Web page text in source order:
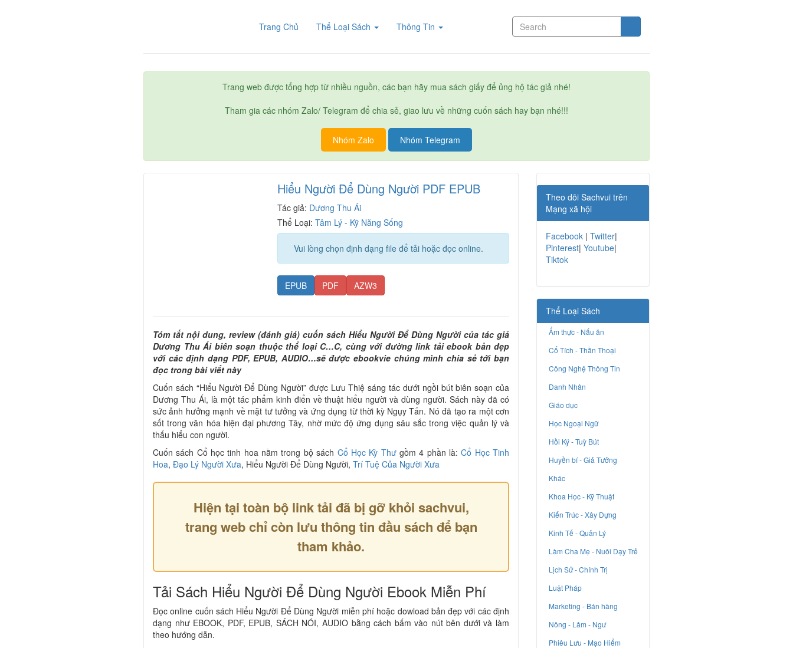
Trang Chủ (current)Thể Loại Sách Thông Tin
Trang web được tổng hợp từ nhiều nguồn, các bạn hãy mua sách giấy để ủng hộ tác giả nhé!
Tham gia các nhóm Zalo/ Telegram để chia sẻ, giao lưu về những cuốn sách hay bạn nhé!!!
Nhóm Zalo Nhóm Telegram
Hiểu Người Để Dùng Người PDF EPUB
Tác giả: Dương Thu Ái
Thể Loại:Tâm Lý - Kỹ Năng Sống
Vui lòng chọn định dạng file để tải hoặc đọc online.
EPUB PDF AZW3
Tóm tắt nội dung, review (đánh giá) cuốn sách Hiểu Người Để Dùng Người của tác giả
Dương Thu Ái biên soạn thuộc thể loại C…C, cùng với đường link tải ebook bản đẹp
với các định dạng PDF, EPUB, AUDIO…sẽ được ebookvie chúng mình chia sẻ tới bạn
đọc trong bài viết này
Cuốn sách “Hiểu Người Để Dùng Người” được Lưu Thiệ sáng tác dưới ngồi bút biên soạn của
Dương Thu Ái, là một tác phẩm kinh điển về thuật hiểu người và dùng người. Sách này đã có
sức ảnh hưởng mạnh về mặt tư tưởng và ứng dụng từ thời kỳ Ngụy Tấn. Nó đã tạo ra một cơn
sốt trong văn hóa hiện đại phương Tây, nhờ mức độ ứng dụng sâu sắc trong việc quản lý và
thấu hiểu con người.
Cuốn sách Cổ học tinh hoa nằm trong bộ sách Cổ Học Kỳ Thưgồm 4 phần là:Cổ Học Tinh
Hoa, Đạo Lý Người Xưa, Hiểu Người Để Dùng Người, Trí Tuệ Của Người Xưa
Hiện tại toàn bộ link tải đã bị gỡ khỏi sachvui,
trang web chỉ còn lưu thông tin đầu sách để bạn
tham khảo.
Tải Sách Hiểu Người Để Dùng Người Ebook Miễn Phí
Đọc online cuốn sách Hiểu Người Để Dùng Người miễn phí hoặc dowload bản đẹp với các định
dạng như EBOOK, PDF, EPUB, SÁCH NÓI, AUDIO bằng cách bấm vào nút bên dưới và làm
theo hướng dẫn.
Theo dõi Sachvui trên
Mạng xã hội
Facebook | Twitter|
Pinterest| Youtube|
Tiktok
Thể Loại Sách
Ẩm thực - Nấu ăn
Cổ Tích - Thần Thoại
Công Nghệ Thông Tin
Danh Nhân
Giáo dục
Học Ngoại Ngữ
Hồi Ký - Tuỳ Bút
Huyền bí - Giả Tưởng
Khác
Khoa Học - Kỹ Thuật
Kiến Trúc - Xây Dựng
Kinh Tế - Quản Lý
Làm Cha Mẹ - Nuôi Dạy Trẻ
Lịch Sử - Chính Trị
Luật Pháp
Marketing - Bán hàng
Nông - Lâm - Ngư
Phiêu Lưu - Mạo Hiểm